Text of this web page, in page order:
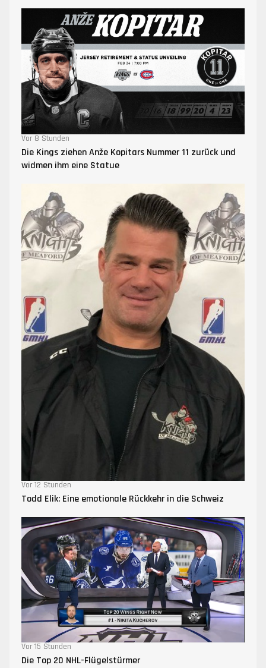
Vor 8 Stunden
Die Kings ziehen Anže Kopitars Nummer 11 zurück und
widmen ihm eine Statue
Vor 12 Stunden
Todd Elik: Eine emotionale Rückkehr in die Schweiz
Vor 15 Stunden
Die Top 20 NHL-Flügelstürmer